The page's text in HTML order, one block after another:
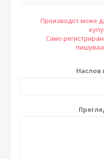
Производот може
Само
Наслов